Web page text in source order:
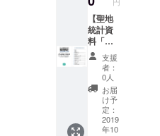
い。
リジナ
ルモバ
イル
バッテ
リー】
【お礼
メー
ル】
【オリ
ジナル
付箋】
【オリ
【聖地
統計資
料「ア
ニメ聖
地巡礼
MAP聖
地統計
2018年
月」】
×3冊
支援
者：
0人
お届
け予
定：
2019
年10